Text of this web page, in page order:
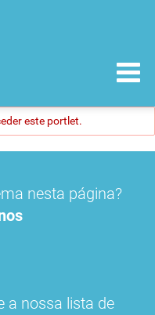
este portlet.
nesta página?
a nossa lista de